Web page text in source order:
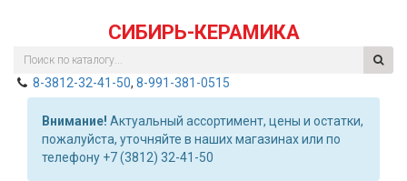
СИБИРЬ-КЕРАМИКА
8-3812-32-41-50, 8-991-381-0515
Внимание! Актуальный ассортимент, цены и остатки,
пожалуйста, уточняйте в наших магазинах или по
телефону +7 (3812) 32-41-50